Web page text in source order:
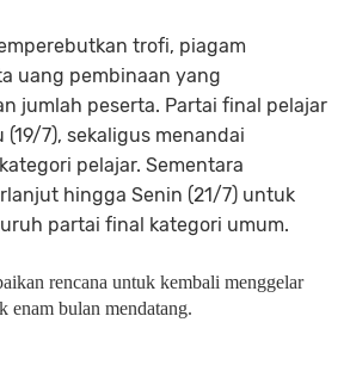
trofi, piagam
uang pembinaan yang
jumlah peserta. Partai final pelajar
7), sekaligus menandai
pelajar. Sementara
hingga Senin (21/7) untuk
partai final kategori umum.
rencana untuk kembali menggelar
enam bulan mendatang.